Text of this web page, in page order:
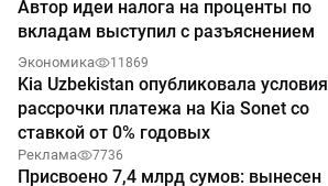
Автор идеи налога на проценты по
вкладам выступил с разъяснением
Экономика 11869
Kia Uzbekistan опубликовала условия
рассрочки платежа на Kia Sonet со
ставкой от 0% годовых
Реклама 7736
Присвоено 7,4 млрд сумов: вынесен